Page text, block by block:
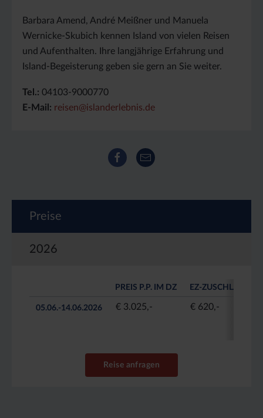
Barbara Amend, André Meißner und Manuela
Wernicke-Skubich kennen Island von vielen Reisen
und Aufenthalten. Ihre langjährige Erfahrung und
Island-Begeisterung geben sie gern an Sie weiter.
Tel.: 04103-9000770
E-Mail: reisen@islanderlebnis.de
Facebook
E-Mail
Preise
2026
PREIS P.P. IM DZ EZ-ZUSCHLAG
05.06.-14.06.2026 € 3.025,- € 620,-
Reise anfragen